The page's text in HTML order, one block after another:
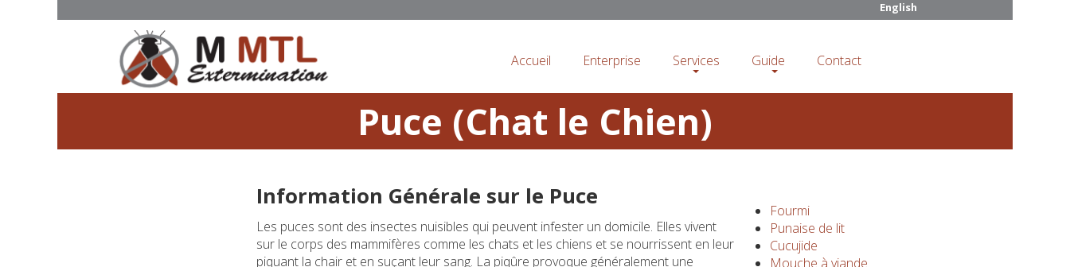
English
Accueil Enterprise Services Guide Contact
Puce (Chat le Chien)
Information Générale sur le Puce
Les puces sont des insectes nuisibles qui peuvent infester un domicile. Elles vivent
sur le corps des mammifères comme les chats et les chiens et se nourrissent en leur
piquant la chair et en suçant leur sang. La piqûre provoque généralement une
Fourmi
Punaise de lit
Cucujide
Mouche à viande